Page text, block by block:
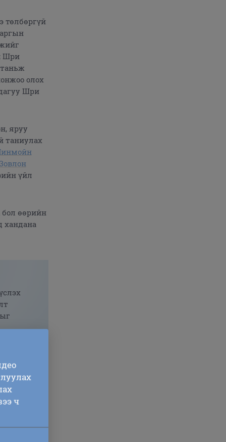
төлбөргүй
Шри
олох
Шри
яруу
таниулах
үйл
бол өөрийн
хандана
ч